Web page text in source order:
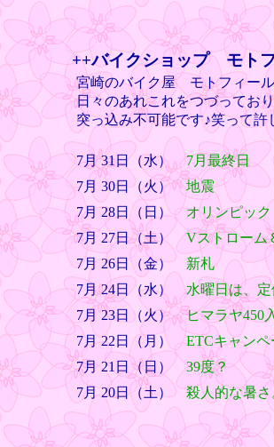
++バイクショップ モト
宮崎のバイク屋 モトフィー
日々のあれこれをつづってお
突っ込み不可能です♪笑って
7月 31日（水）
7月最終日
7月 30日（火）
地震
7月 28日（日）
オリンピック
7月 27日（土）
Vストローム
7月 26日（金）
新札
7月 24日（水）
水曜日は、
7月 23日（火）
ヒマラヤ450
7月 22日（月）
ETCキャン
7月 21日（日）
39度？
7月 20日（土）
殺人的な暑さ